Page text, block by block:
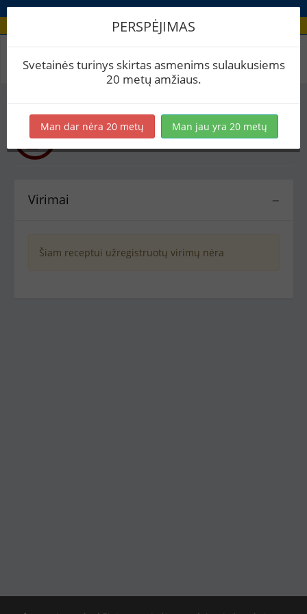
Recepto virimai
31 KvietinisKitoks alus
−
Virimai
Šiam receptui užregistruotų virimų nėra
PERSPĖJIMAS
Svetainės turinys skirtas asmenims sulaukusiems
20 metų amžiaus.
Man dar nėra 20 metų Man jau yra 20 metų